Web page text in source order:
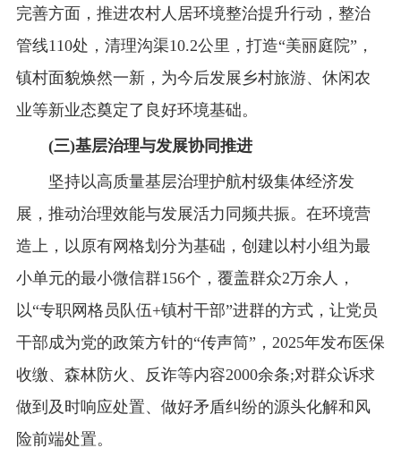
完善方面，推进农村人居环境整治提升行动，整治
管线110处，清理沟渠10.2公里，打造“美丽庭院”，
镇村面貌焕然一新，为今后发展乡村旅游、休闲农
业等新业态奠定了良好环境基础。
(三)基层治理与发展协同推进
坚持以高质量基层治理护航村级集体经济发
展，推动治理效能与发展活力同频共振。在环境营
造上，以原有网格划分为基础，创建以村小组为最
小单元的最小微信群156个，覆盖群众2万余人，
以“专职网格员队伍+镇村干部”进群的方式，让党员
干部成为党的政策方针的“传声筒”，2025年发布医保
收缴、森林防火、反诈等内容2000余条;对群众诉求
做到及时响应处置、做好矛盾纠纷的源头化解和风
险前端处置。